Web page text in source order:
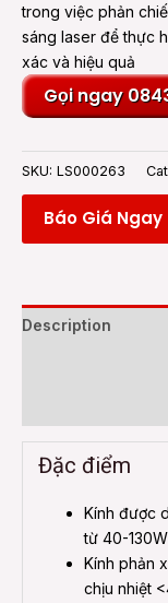
trong việc phản
sáng laser để thực
xác và hiệu quả
Gọi ngay
SKU: LS000263
Báo Giá Ngay
Description
Đặc điểm
Kính được
từ 40-130W
Kính phản
chịu nhiệt